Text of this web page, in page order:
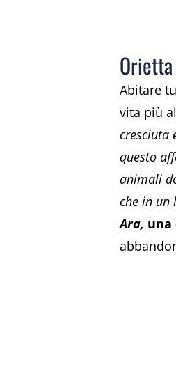
Abitare
vita più
cresciuta
questo
animali
che in un
Ara, una